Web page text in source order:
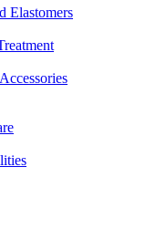
Elastomers